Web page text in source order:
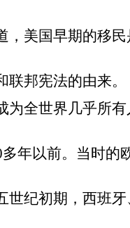
，美国早期的移
邦宪法的由来。
为全世界几乎所
年以前。当时的
世纪初期，西班